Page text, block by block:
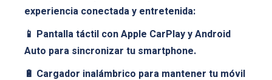
experiencia conectada y entretenida:
📱 Pantalla táctil con Apple CarPlay y Android
Auto para sincronizar tu smartphone.
🔋 Cargador inalámbrico para mantener tu móvil